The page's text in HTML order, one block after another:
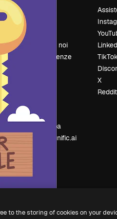
Prezzi
Chi siamo
Recensioni
Lavora con noi
Cerca tendenze
Vendi i tuoi
contenuti
Sala stampa
Cerchi magnific.ai
X
Reddit
to the storing of cookies on your